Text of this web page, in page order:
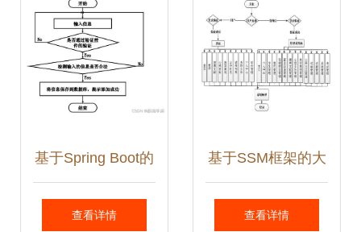
基于Spring Boot的
商品管理系统设计
查看详情
基于SSM框架的大
学生心理咨询系统
查看详情